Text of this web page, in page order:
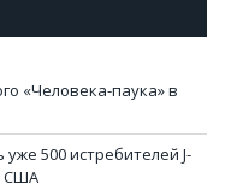
«Человека-паука» в
500 истребителей J-
США